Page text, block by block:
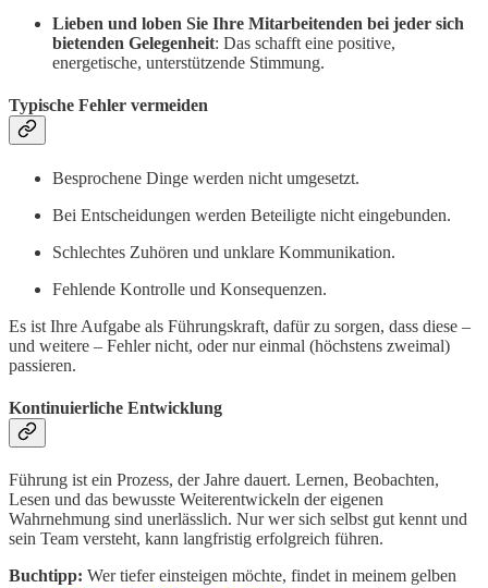
Lieben und loben Sie Ihre Mitarbeitenden bei jeder sich
bietenden Gelegenheit: Das schafft eine positive,
energetische, unterstützende Stimmung.
Typische Fehler vermeiden
Besprochene Dinge werden nicht umgesetzt.
Bei Entscheidungen werden Beteiligte nicht eingebunden.
Schlechtes Zuhören und unklare Kommunikation.
Fehlende Kontrolle und Konsequenzen.
Es ist Ihre Aufgabe als Führungskraft, dafür zu sorgen, dass diese –
und weitere – Fehler nicht, oder nur einmal (höchstens zweimal)
passieren.
Kontinuierliche Entwicklung
Führung ist ein Prozess, der Jahre dauert. Lernen, Beobachten,
Lesen und das bewusste Weiterentwickeln der eigenen
Wahrnehmung sind unerlässlich. Nur wer sich selbst gut kennt und
sein Team versteht, kann langfristig erfolgreich führen.
Buchtipp: Wer tiefer einsteigen möchte, findet in meinem gelben